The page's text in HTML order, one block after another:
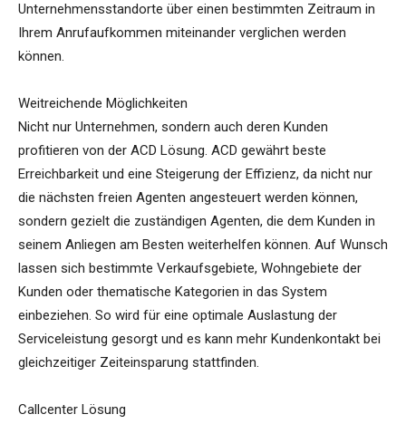
Unternehmensstandorte über einen bestimmten Zeitraum in
Ihrem Anrufaufkommen miteinander verglichen werden
können.
Weitreichende Möglichkeiten
Nicht nur Unternehmen, sondern auch deren Kunden
profitieren von der ACD Lösung. ACD gewährt beste
Erreichbarkeit und eine Steigerung der Effizienz, da nicht nur
die nächsten freien Agenten angesteuert werden können,
sondern gezielt die zuständigen Agenten, die dem Kunden in
seinem Anliegen am Besten weiterhelfen können. Auf Wunsch
lassen sich bestimmte Verkaufsgebiete, Wohngebiete der
Kunden oder thematische Kategorien in das System
einbeziehen. So wird für eine optimale Auslastung der
Serviceleistung gesorgt und es kann mehr Kundenkontakt bei
gleichzeitiger Zeiteinsparung stattfinden.
Callcenter Lösung